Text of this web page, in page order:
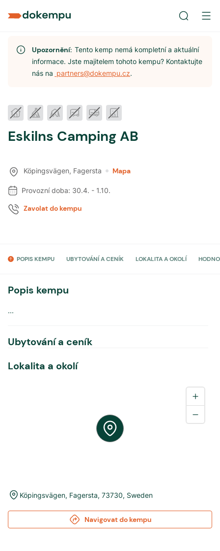
Upozornění:Tento kemp nemá kompletní a aktuální
informace. Jste majitelem tohoto kempu? Kontaktujte
nás na partners@dokempu.cz.
Eskilns Camping AB
Köpingsvägen, Fagersta Mapa
Provozní doba: 30.4. - 1.10.
Zavolat do kempu
POPIS KEMPU UBYTOVÁNÍ A CENÍK LOKALITA A OKOLÍ
Popis kempu
...
Ubytování a ceník
Lokalita a okolí
Köpingsvägen, Fagersta, 73730, Sweden
Navigovat do kempu